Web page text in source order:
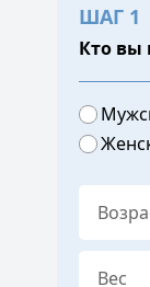
ШАГ 1
Кто вы